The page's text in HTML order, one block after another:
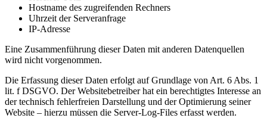
Hostname des zugreifenden Rechners
Uhrzeit der Serveranfrage
IP-Adresse
Eine Zusammenführung dieser Daten mit anderen Datenquellen
wird nicht vorgenommen.
Die Erfassung dieser Daten erfolgt auf Grundlage von Art. 6 Abs. 1
lit. f DSGVO. Der Websitebetreiber hat ein berechtigtes Interesse an
der technisch fehlerfreien Darstellung und der Optimierung seiner
Website – hierzu müssen die Server-Log-Files erfasst werden.